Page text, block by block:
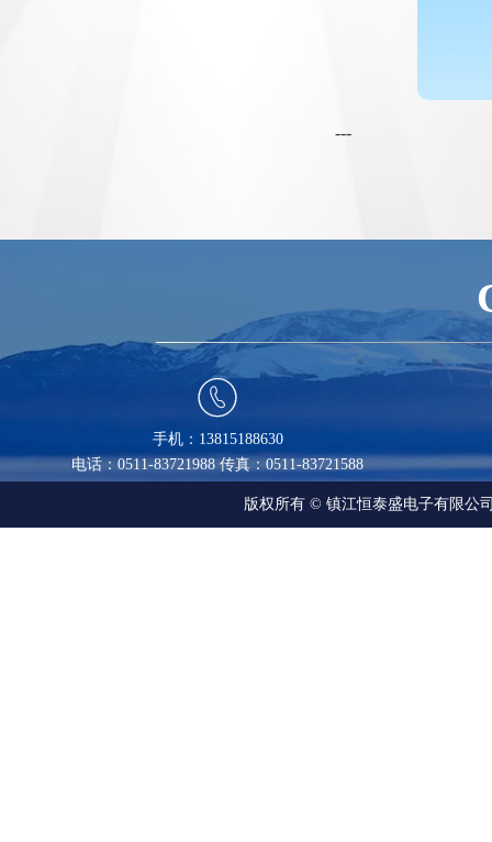
---

手机：13815188630
电话：0511-83721988 传真：0511-83721588
版权所有 © 镇江恒泰盛电子有限公